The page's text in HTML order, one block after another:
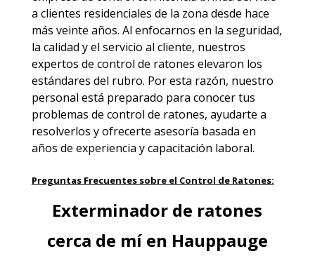
a clientes residenciales de la zona desde hace
más veinte años. Al enfocarnos en la seguridad,
la calidad y el servicio al cliente, nuestros
expertos de control de ratones elevaron los
estándares del rubro. Por esta razón, nuestro
personal está preparado para conocer tus
problemas de control de ratones, ayudarte a
resolverlos y ofrecerte asesoría basada en
años de experiencia y capacitación laboral.
Preguntas Frecuentes sobre el Control de Ratones:
Exterminador de ratones
cerca de mí en Hauppauge